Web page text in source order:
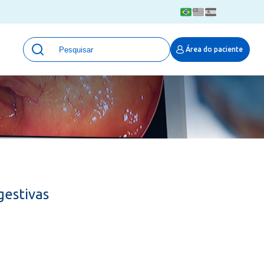
Área do paciente
Unidades
Qualidade e Segurança em saúde
Eventos
Portal Pesquisa
Programa de Qualidade em Pesquisa
(ProQuali)